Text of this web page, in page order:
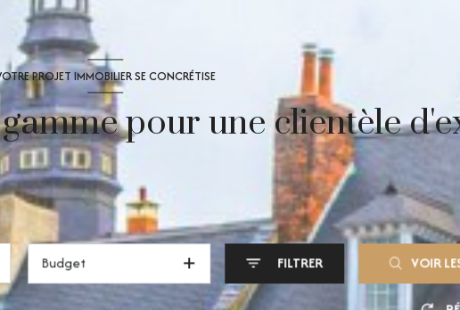
PROJET IMMOBILIER SE CONCRÉTISE
pour une clientèle
Budget FILTRER VOIR